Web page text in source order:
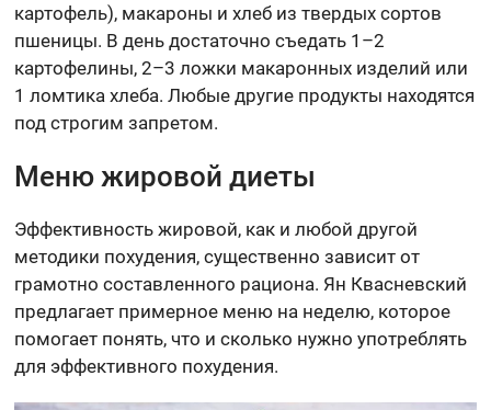
картофель), макароны и хлеб из твердых сортов
пшеницы. В день достаточно съедать 1–2
картофелины, 2–3 ложки макаронных изделий или
1 ломтика хлеба. Любые другие продукты находятся
под строгим запретом.
Меню жировой диеты
Эффективность жировой, как и любой другой
методики похудения, существенно зависит от
грамотно составленного рациона. Ян Квасневский
предлагает примерное меню на неделю, которое
помогает понять, что и сколько нужно употреблять
для эффективного похудения.